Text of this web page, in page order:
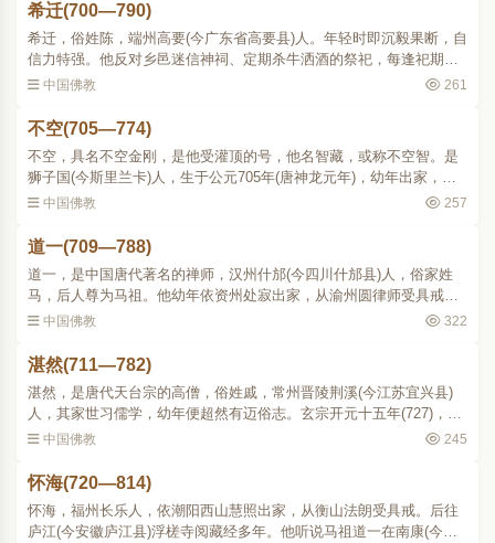
希迁(700—790)
希迁，俗姓陈，端州高要(今广东省高要县)人。年轻时即沉毅果断，自
信力特强。他反对乡邑迷信神祠、定期杀牛洒酒的祭祀，每逢祀期，
就前往毁祠夺牛，态度坚决。旋赴曹溪，投禅家南宗慧能门下，受度
中国佛教 261
不空(705—774)
不空，具名不空金刚，是他受灌顶的号，他名智藏，或称不空智。是
狮子国(今斯里兰卡)人，生于公元705年(唐神龙元年)，幼年出家，十
四岁在闍婆国 (今印度尼西亚爪哇)遇见金刚智三藏，随来中国，720年
中国佛教 257
道一(709—788)
道一，是中国唐代著名的禅师，汉州什邡(今四川什邡县)人，俗家姓
马，后人尊为马祖。他幼年依资州处寂出家，从渝州圆律师受具戒。
开元中(735年顷)，到衡山，结庵而住，整日坐禅。当时南岳怀让住在
中国佛教 322
湛然(711—782)
湛然，是唐代天台宗的高僧，俗姓戚，常州晋陵荆溪(今江苏宜兴县)
人，其家世习儒学，幼年便超然有迈俗志。玄宗开元十五年(727)，他
年十七岁，游浙东，寻师访道。至十八年(730)，于东阳遇金华方岩，
中国佛教 245
怀海(720—814)
怀海，福州长乐人，依潮阳西山慧照出家，从衡山法朗受具戒。后往
庐江(今安徽庐江县)浮槎寺阅藏经多年。他听说马祖道一在南康(今江